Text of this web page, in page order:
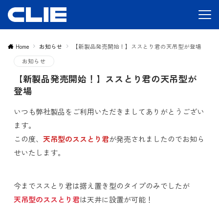
Home お知らせ
【新製品発売開始！】ススとり君の天吊型が登場
お知らせ
【新製品発売開始！】ススとり君の天吊型が
登場
いつも弊社製品をご利用いただきましてありがとうござい
ます。
この度、 天吊型のススとり君が発売されましたのでお知ら
せいたします。
今までススとり君は据え置き型のタイプのみでしたが
天吊型のススとり君は天井に設置が可能！